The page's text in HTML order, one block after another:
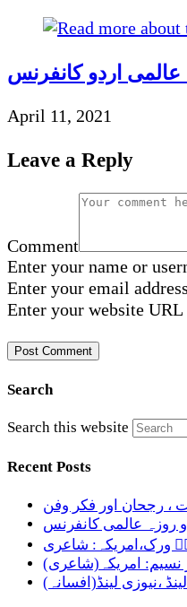
عالمی اردو کانفرنس
April 11, 2021
Leave a Reply
Comment
Enter your name or
Enter your email
Enter your website
Search
Search this website
Recent Posts
، رجحان اور فکر وفن
روزہ عالمی کانفرنس
ورک،امریکہ: شاعری
نسیم: امریکہ(شاعری)
،نیوزی لینڈ(افسانہ)